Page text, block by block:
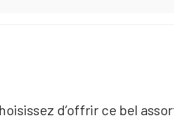
d’offrir ce bel